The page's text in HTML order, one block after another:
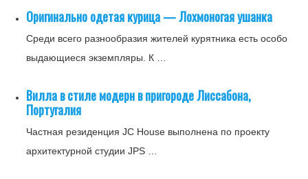
Оригинально одетая курица — Лохмоногая ушанка
Среди всего разнообразия жителей курятника есть особо
выдающиеся экземпляры. К …
Вилла в стиле модерн в пригороде Лиссабона,
Португалия
Частная резиденция JC House выполнена по проекту
архитектурной студии JPS …